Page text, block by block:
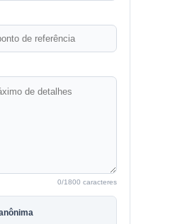
0/1800 caracteres